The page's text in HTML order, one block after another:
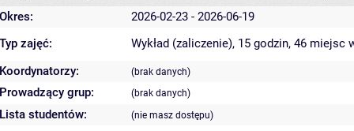
Okres:
2026-02-23 - 2026-06-19
Typ zajęć:
Wykład (zaliczenie), 15 godzin, 46 miejsc
Koordynatorzy:
(brak danych)
Prowadzący grup: (brak danych)
Lista studentów: (nie masz dostępu)